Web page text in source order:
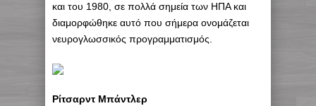
και του 1980, σε πολλά σημεία των ΗΠΑ και
διαμορφώθηκε αυτό που σήμερα ονομάζεται
νευρογλωσσικός προγραμματισμός.
Ρίτσαρντ Μπάντλερ